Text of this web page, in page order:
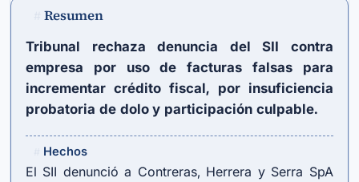
Resumen
Tribunal rechaza denuncia del SII contra
empresa por uso de facturas falsas para
incrementar crédito fiscal, por insuficiencia
probatoria de dolo y participación culpable.
Hechos
El SII denunció a Contreras, Herrera y Serra SpA